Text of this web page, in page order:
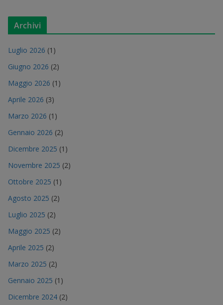
Archivi
Luglio 2026 (1)
Giugno 2026 (2)
Maggio 2026 (1)
Aprile 2026 (3)
Marzo 2026 (1)
Gennaio 2026 (2)
Dicembre 2025 (1)
Novembre 2025 (2)
Ottobre 2025 (1)
Agosto 2025 (2)
Luglio 2025 (2)
Maggio 2025 (2)
Aprile 2025 (2)
Marzo 2025 (2)
Gennaio 2025 (1)
Dicembre 2024 (2)